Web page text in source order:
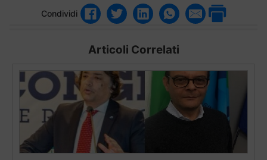
Condividi
Articoli Correlati